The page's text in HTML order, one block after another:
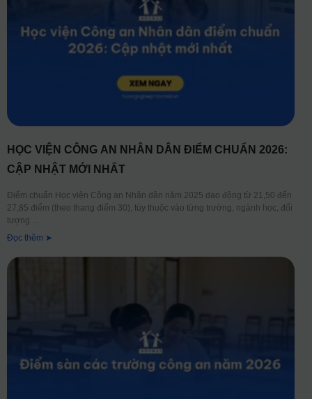
HỌC VIỆN CÔNG AN NHÂN DÂN ĐIỂM CHUẨN 2026:
CẬP NHẬT MỚI NHẤT
Điểm chuẩn Học viện Công an Nhân dân năm 2025 dao động từ 21,50 đến
27,85 điểm (theo thang điểm 30), tùy thuộc vào từng trường, ngành học, đối
tượng
Đọc thêm ➤